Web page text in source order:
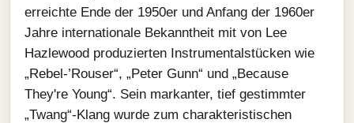
erreichte Ende der 1950er und Anfang der 1960er
Jahre internationale Bekanntheit mit von Lee
Hazlewood produzierten Instrumentalstücken wie
„Rebel-’Rouser“, „Peter Gunn“ und „Because
They're Young“. Sein markanter, tief gestimmter
„Twang“-Klang wurde zum charakteristischen